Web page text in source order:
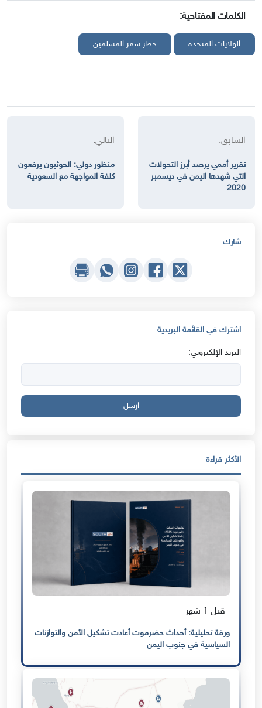
الكلمات المفتاحية:
الولايات المتحدة حظر سفر المسلمين
السابق:
تقرير أممي يرصد أبرز التحولات
التي شهدها اليمن في ديسمبر
2020
التالي:
منظور دولي: الحوثيون يرفعون
كلفة المواجهة مع السعودية
شارك
اشترك في القائمة البريدية
البريد الإلكتروني:
ارسل
الأكثر قراءة
قبل 1 شهر
ورقة تحليلية: أحداث حضرموت أعادت تشكيل الأمن والتوازنات
السياسية في جنوب اليمن